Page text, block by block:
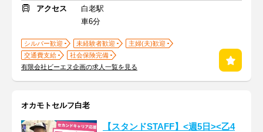
アクセス
白老駅
車6分
シルバー歓迎 未経験者歓迎
主婦(夫)歓迎
交通費支給
社会保険完備
有限会社ビーエヌ企画の求人一覧を見る
オカモトセルフ白老
【スタンドSTAFF】<週5日><乙4